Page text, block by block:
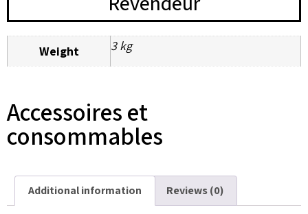
Weight 3 kg
Accessoires et
consommables
Additional information Reviews (0)